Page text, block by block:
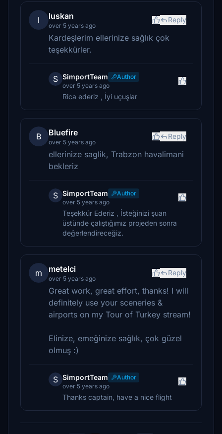
l luskan
over 5 years ago
Reply
Kardeşlerim ellerinize sağlık çok
teşekkürler.
S SimportTeam
Author
over 5 years ago
Rica ederiz , İyi uçuşlar
B Bluefire
over 5 years ago
Reply
ellerinize saglik, Trabzon havalimani
bekleriz
S SimportTeam
Author
over 5 years ago
Teşekkür Ederiz , İsteğinizi şuan
üstünde çalıştığımız projeden sonra
değerlendireceğiz.
m metelci
over 5 years ago
Reply
Great work, great effort, thanks! I will
definitely use your sceneries &
airports on my Tour of Turkey stream!
Elinize, emeğinize sağlık, çok güzel
olmuş :)
S SimportTeam
Author
over 5 years ago
Thanks captain, have a nice flight